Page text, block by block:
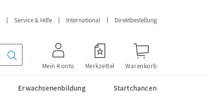
Service & Hilfe International Direktbestellung
Mein Konto Merkzettel Warenkorb
Erwachsenenbildung Startchancen